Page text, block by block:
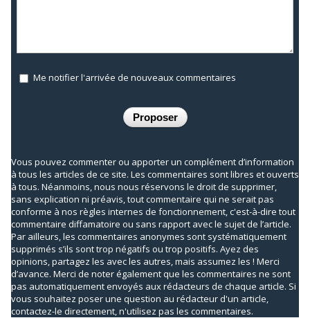
Me notifier l'arrivée de nouveaux commentaires
Vous pouvez commenter ou apporter un complément d’information
à tous les articles de ce site. Les commentaires sont libres et ouverts
à tous. Néanmoins, nous nous réservons le droit de supprimer,
sans explication ni préavis, tout commentaire qui ne serait pas
conforme à nos règles internes de fonctionnement, c'est-à-dire tout
commentaire diffamatoire ou sans rapport avec le sujet de l’article.
Par ailleurs, les commentaires anonymes sont systématiquement
supprimés s’ils sont trop négatifs ou trop positifs. Ayez des
opinions, partagez les avec les autres, mais assumez les ! Merci
d’avance. Merci de noter également que les commentaires ne sont
pas automatiquement envoyés aux rédacteurs de chaque article. Si
vous souhaitez poser une question au rédacteur d'un article,
contactez-le directement, n'utilisez pas les commentaires.